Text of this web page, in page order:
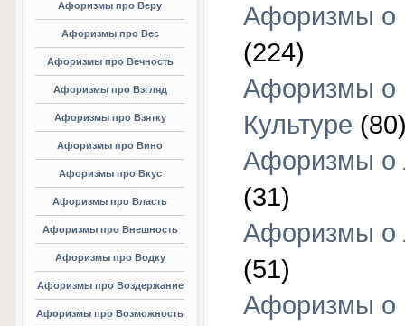
Афоризмы про Веру
Афоризмы про Вес
Афоризмы про Вечность
Афоризмы про Взгляд
Афоризмы про Взятку
Афоризмы про Вино
Афоризмы про Вкус
Афоризмы про Власть
Афоризмы про Внешность
Афоризмы про Водку
Афоризмы про Воздержание
Афоризмы про Возможность
Афоризмы о
(224)
Афоризмы о
Культуре
Афоризмы о
(31)
Афоризмы о
(51)
Афоризмы о